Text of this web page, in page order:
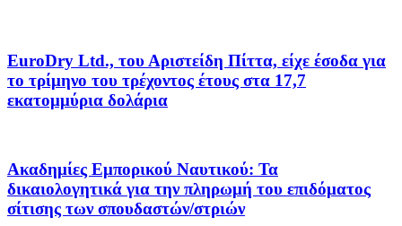
EuroDry Ltd., του Αριστείδη Πίττα, είχε έσοδα για
το τρίμηνο του τρέχοντος έτους στα 17,7
εκατομμύρια δολάρια
Ακαδημίες Εμπορικού Ναυτικού: Τα
δικαιολογητικά για την πληρωμή του επιδόματος
σίτισης των σπουδαστών/στριών